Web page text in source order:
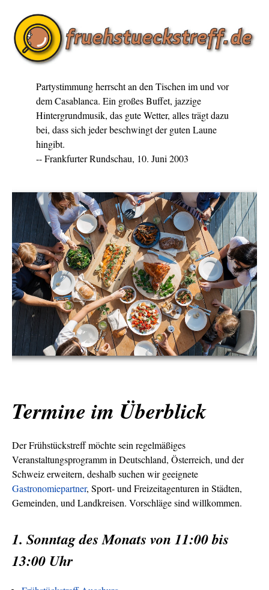
Partystimmung herrscht an den Tischen im und vor
dem Casablanca. Ein großes Buffet, jazzige
Hintergrundmusik, das gute Wetter, alles trägt dazu
bei, dass sich jeder beschwingt der guten Laune
hingibt.
-- Frankfurter Rundschau, 10. Juni 2003
Termine im Überblick
Der Frühstückstreff möchte sein regelmäßiges
Veranstaltungsprogramm in Deutschland, Österreich, und der
Schweiz erweitern, deshalb suchen wir geeignete
Gastronomiepartner, Sport- und Freizeitagenturen in Städten,
Gemeinden, und Landkreisen. Vorschläge sind willkommen.
1. Sonntag des Monats von 11:00 bis
13:00 Uhr